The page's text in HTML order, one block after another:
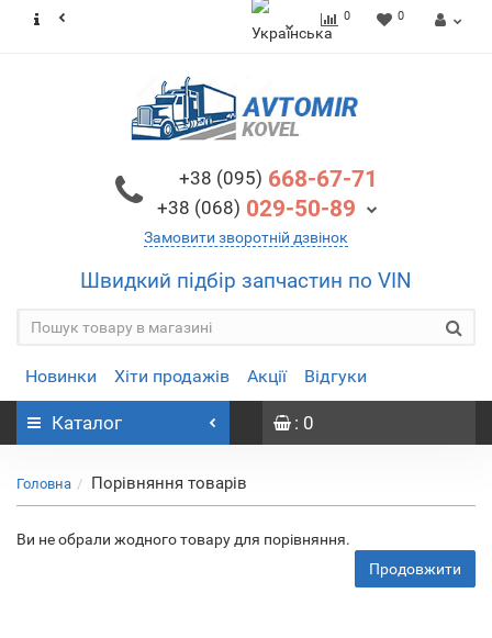
0 0
+38 (095) 668-67-71
+38 (068) 029-50-89
Замовити зворотній дзвінок
Швидкий підбір запчастин по VIN
Новинки Хіти продажів Акції Відгуки
Каталог : 0
Головна Порівняння товарів
Ви не обрали жодного товару для порівняння.
Продовжити